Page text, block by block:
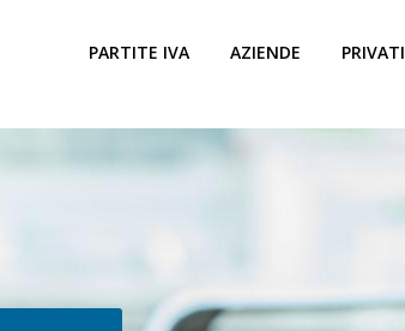
PRIVATI
AZIENDE
PARTITE IVA